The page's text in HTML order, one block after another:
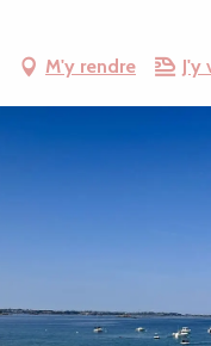
M'y rendre J'y